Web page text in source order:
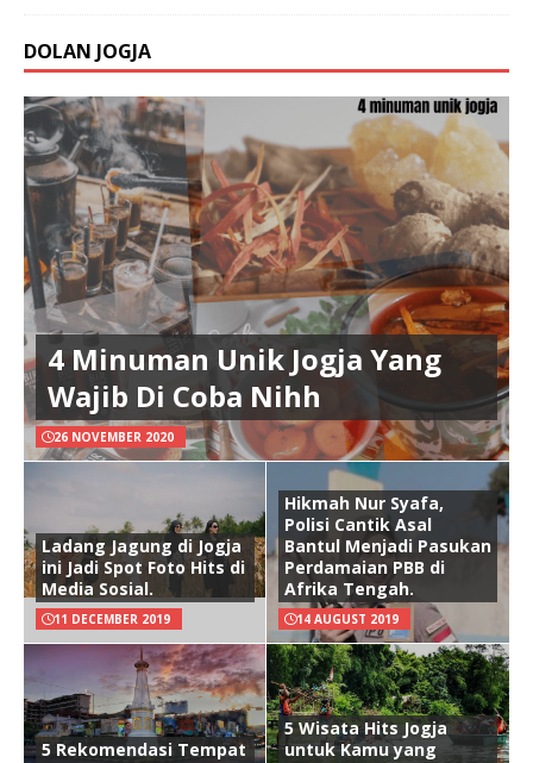
DOLAN JOGJA
4 Minuman Unik Jogja Yang
Wajib Di Coba Nihh
26 NOVEMBER 2020
Ladang Jagung di Jogja
ini Jadi Spot Foto Hits di
Media Sosial.
11 DECEMBER 2019
Hikmah Nur Syafa,
Polisi Cantik Asal
Bantul Menjadi Pasukan
Perdamaian PBB di
Afrika Tengah.
14 AUGUST 2019
5 Rekomendasi Tempat
5 Wisata Hits Jogja
untuk Kamu yang